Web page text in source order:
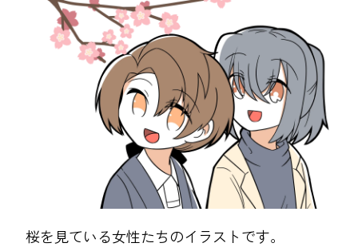
桜を見ている女性たちのイラストです。